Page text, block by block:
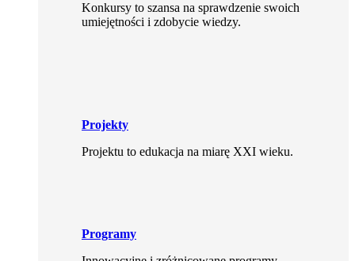
Konkursy to szansa na sprawdzenie swoich
umiejętności i zdobycie wiedzy.
Projekty
Projektu to edukacja na miarę XXI wieku.
Programy